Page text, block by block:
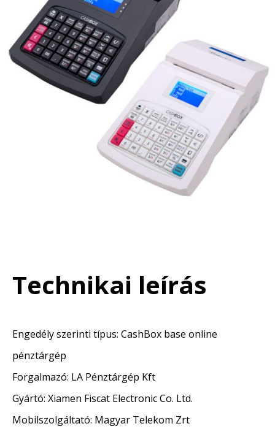
Technikai leírás
Engedély szerinti típus: CashBox base online
pénztárgép
Forgalmazó: LA Pénztárgép Kft
Gyártó: Xiamen Fiscat Electronic Co. Ltd.
Mobilszolgáltató: Magyar Telekom Zrt